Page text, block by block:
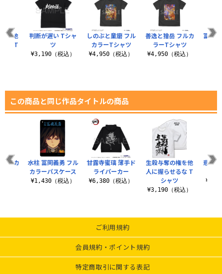
しのぶと童磨 フル
カラーTシャツ
¥4,950（税込）
善逸と獪岳 フルカ
ラーTシャツ
¥4,950（税込）
冨岡
を他
な T
判断が遅い Tシャ
ツ
¥3,190（税込）
この商品と同じ作品タイトルの商品
甘露寺蜜璃 薄手ド
ライパーカー
¥6,380（税込）
生殺与奪の権を他
人に握らせるな T
シャツ
¥3,190（税込）
悲鳴
ルカ
水柱 冨岡義勇 フル
カラーパスケース
¥1,430（税込）
ご利用規約
会員規約・ポイント規約
特定商取引に関する表記